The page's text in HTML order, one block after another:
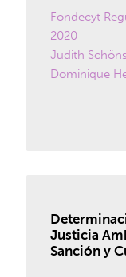
Fondecyt
2020
Judith
Dominique
Justicia
Sanción y